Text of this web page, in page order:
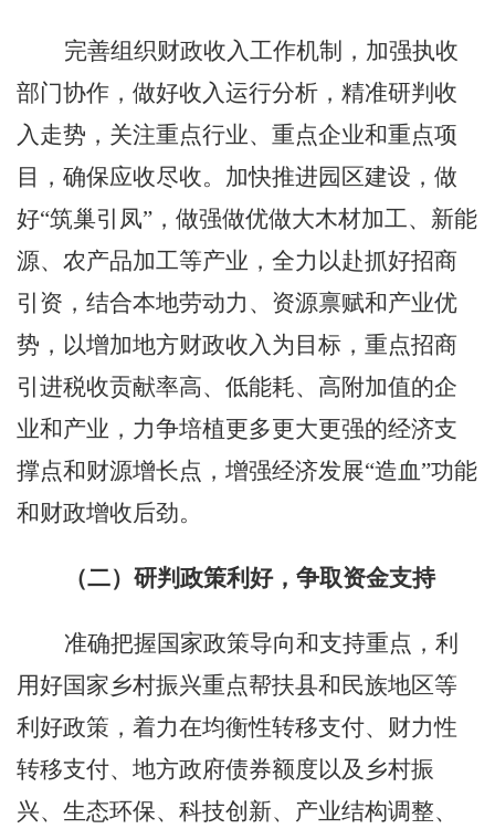
完善组织财政收入工作机制，加强执收
部门协作，做好收入运行分析，精准研判收
入走势，关注重点行业、重点企业和重点项
目，确保应收尽收。加快推进园区建设，做
好“筑巢引凤”，做强做优做大木材加工、新能
源、农产品加工等产业，全力以赴抓好招商
引资，结合本地劳动力、资源禀赋和产业优
势，以增加地方财政收入为目标，重点招商
引进税收贡献率高、低能耗、高附加值的企
业和产业，力争培植更多更大更强的经济支
撑点和财源增长点，增强经济发展“造血”功能
和财政增收后劲。
（二）研判政策利好，争取资金支持
准确把握国家政策导向和支持重点，利
用好国家乡村振兴重点帮扶县和民族地区等
利好政策，着力在均衡性转移支付、财力性
转移支付、地方政府债券额度以及乡村振
兴、生态环保、科技创新、产业结构调整、